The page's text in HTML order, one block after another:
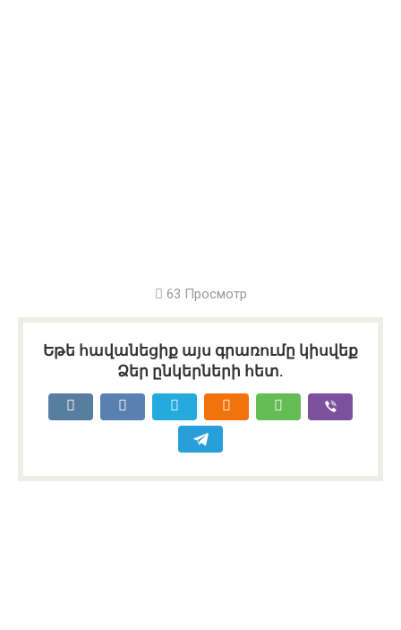
63 Просмотр
Եթե հավանեցիք այս գրառումը կիսվեք
Ձեր ընկերների հետ.